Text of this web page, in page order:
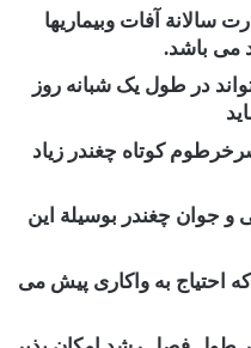
آفات وبیماریها
در طول یک شبانه روز
کوتاه چغندر زیاد
و جوان چغندر بوسیلة این
احتیاج به واکاری پیش می